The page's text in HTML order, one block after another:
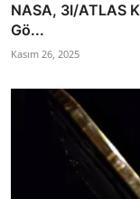
NASA, 3I/ATLAS
Gö...
Kasım 26, 2025